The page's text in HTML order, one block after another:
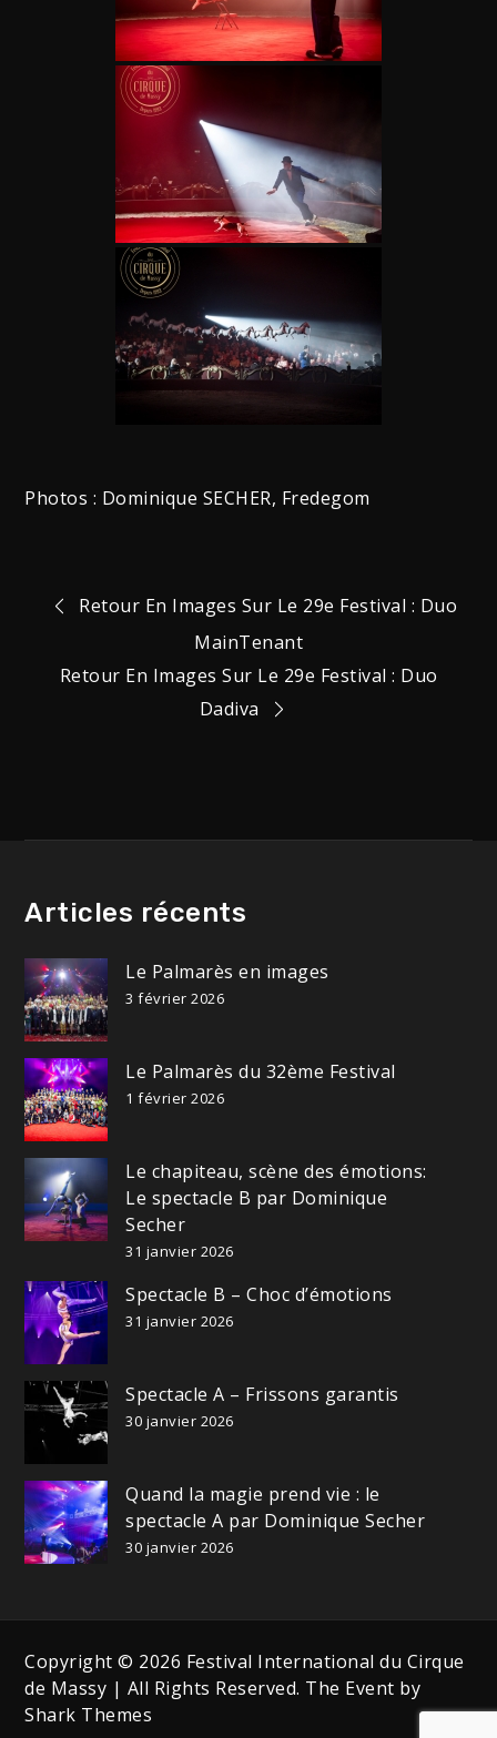
Photos : Dominique SECHER, Fredegom
Navigation
de
Retour En Images Sur Le 29e Festival : Duo
MainTenant
Retour En Images Sur Le 29e Festival : Duo
Dadiva
Articles récents
Le Palmarès en images
3 février 2026
Le Palmarès du 32ème Festival
1 février 2026
Le chapiteau, scène des émotions:
Le spectacle B par Dominique
Secher
31 janvier 2026
Spectacle B – Choc d’émotions
31 janvier 2026
Spectacle A – Frissons garantis
30 janvier 2026
Quand la magie prend vie : le
spectacle A par Dominique Secher
30 janvier 2026
Copyright © 2026 Festival International du Cirque
de Massy | All Rights Reserved. The Event by
Shark Themes